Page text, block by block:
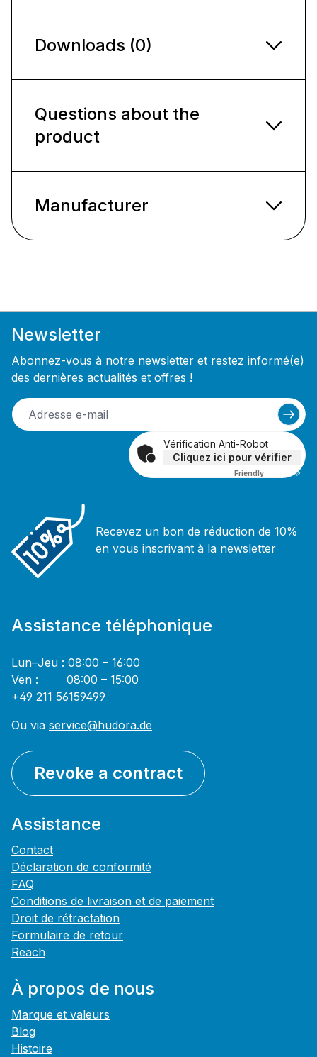
Downloads (0)
Questions about the
product
Manufacturer
Newsletter
Abonnez-vous à notre newsletter et restez informé(e)
des dernières actualités et offres !
Vérification Anti-Robot
Cliquez ici pour vérifier
Friendly Captcha ⇗
Recevez un bon de réduction de 10%
en vous inscrivant à la newsletter
Assistance téléphonique
Lun–Jeu : 08:00 – 16:00
Ven : 08:00 – 15:00
+49 211 56159499
Ou via service@hudora.de
Revoke a contract
Assistance
Contact
Déclaration de conformité
FAQ
Conditions de livraison et de paiement
Droit de rétractation
Formulaire de retour
Reach
À propos de nous
Marque et valeurs
Blog
Histoire